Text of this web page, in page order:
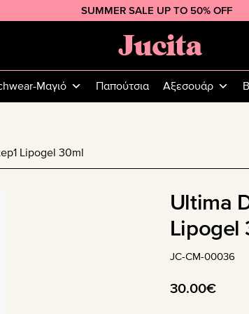
SUMMER SALE UP TO 50% OFF
Jucita
Plus
Size
Μαγιό Παπούτσια Αξεσουάρ
Lipogel 30ml
Ultima
Lipogel
JC-CM-00036
30.00€